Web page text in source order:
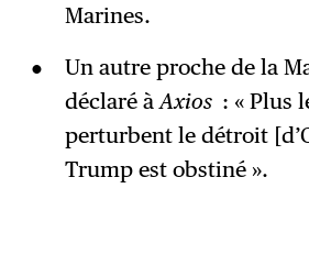
Marines.
Un autre proche de la
déclaré à Axios : « Plus
perturbent le détroit
Trump est obstiné ».